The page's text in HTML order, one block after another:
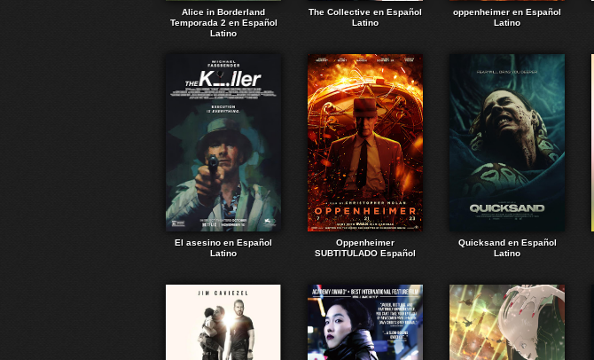
Alice in Borderland
Temporada 2 en Español
Latino
The Collective en Español
Latino
oppenheimer en Español
Latino
El asesino en Español
Latino
Oppenheimer
SUBTITULADO Español
Quicksand en Español
Latino